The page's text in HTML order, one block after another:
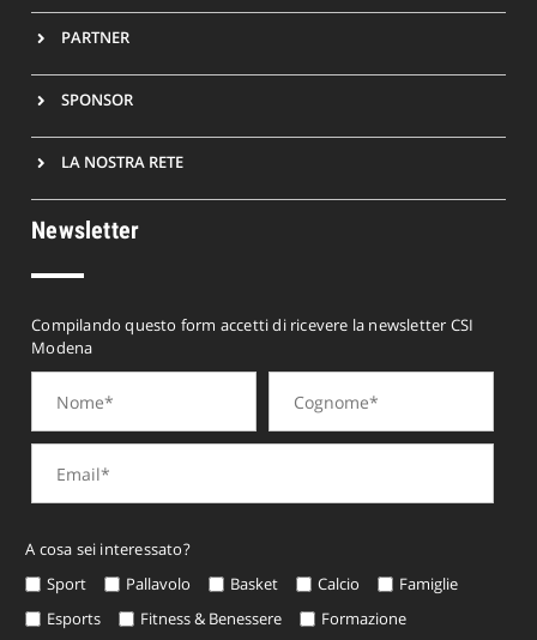
PARTNER
SPONSOR
LA NOSTRA RETE
Newsletter
Compilando questo form accetti di ricevere la newsletter CSI
Modena
A cosa sei interessato?
Sport
Pallavolo Basket Calcio
Famiglie
Esports
Fitness & Benessere Formazione